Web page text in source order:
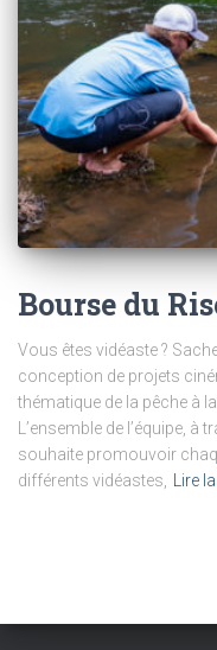
Bourse du
Vous êtes vidéaste ?
conception de projets
thématique de la pêche à
L’ensemble de l’équipe, à
souhaite promouvoir
différents vidéastes, Lire